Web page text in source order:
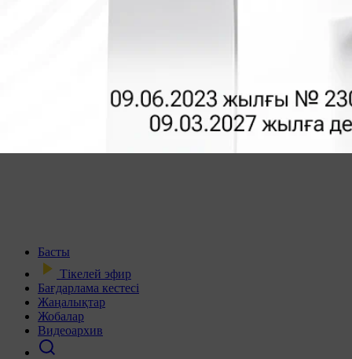
Басты
Тікелей эфир
Бағдарлама кестесі
Жаңалықтар
Жобалар
Видеоархив